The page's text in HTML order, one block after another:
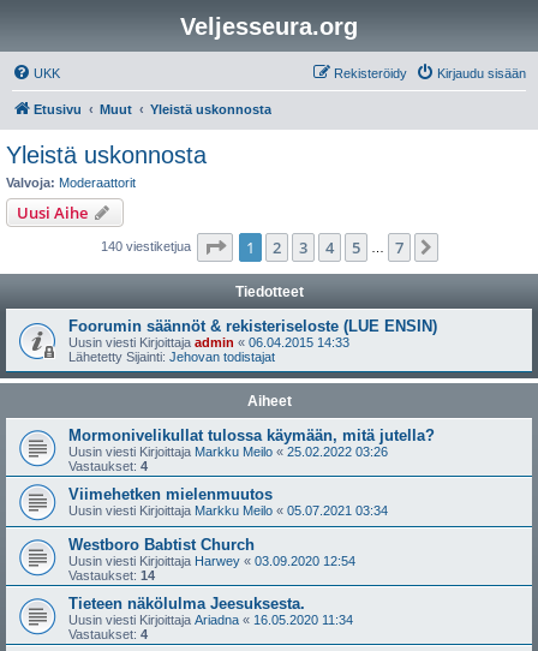
Veljesseura.org
UKK Kirjaudu sisään
Rekisteröidy
Etusivu Muut Yleistä uskonnosta
Yleistä uskonnosta
Valvoja: Moderaattorit
Uusi Aihe
140 viestiketjua Sivu /7
1 2 3 4 5 7
Tiedotteet
Foorumin säännöt & rekisteriseloste (LUE ENSIN)
Uusin viesti Kirjoittaja admin « 06.04.2015 14:33
Lähetetty Sijainti: Jehovan todistajat
Aiheet
Mormonivelikullat tulossa käymään, mitä jutella?
Uusin viesti Kirjoittaja Markku Meilo « 25.02.2022 03:26
Vastaukset: 4
Viimehetken mielenmuutos
Uusin viesti Kirjoittaja Markku Meilo « 05.07.2021 03:34
Westboro Babtist Church
Uusin viesti Kirjoittaja Harwey « 03.09.2020 12:54
Vastaukset: 14
Tieteen näkölulma Jeesuksesta.
Uusin viesti Kirjoittaja Ariadna « 16.05.2020 11:34
Vastaukset: 4